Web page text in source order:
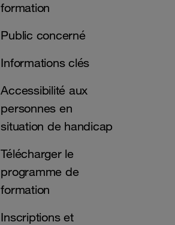
formation
Public concerné
Informations clés
Accessibilité aux
personnes en
situation de handicap
Télécharger le
programme de
formation
Inscriptions et